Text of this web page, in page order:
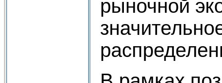
рыночной